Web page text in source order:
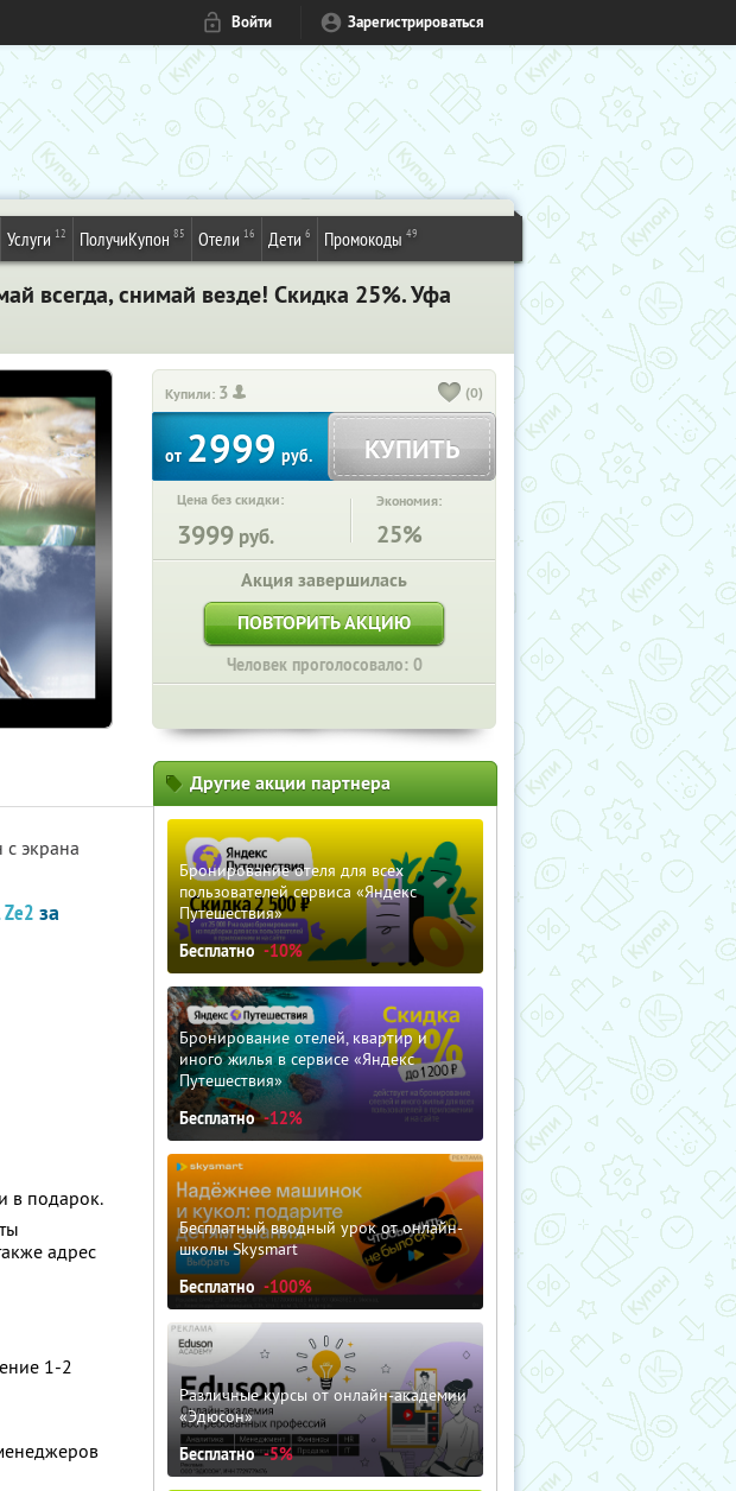
Войти Зарегистрироваться
Услуги 12 ПолучиКупон 85 Отели 16 Дети 6 Промокоды 49
всегда, снимай везде! Скидка 25%. Уфа
Купили: 3 (0)
от 2999 руб. КУПИТЬ
Цена без скидки:
3999 руб.
Экономия:
25%
Акция завершилась
ПОВТОРИТЬ АКЦИЮ
Человек проголосовало: 0
экрана
за
в подарок.
адрес
1-2
Другие акции партнера
Бронирование отеля для всех
пользователей сервиса «Яндекс
Путешествия»
Бесплатно -10%
Бронирование отелей, квартир и
иного жилья в сервисе «Яндекс
Путешествия»
Бесплатно -12%
Бесплатный вводный урок от онлайн-
школы Skysmart
Бесплатно -100%
Различные курсы от онлайн-академии
«Эдюсон»
Бесплатно -5%